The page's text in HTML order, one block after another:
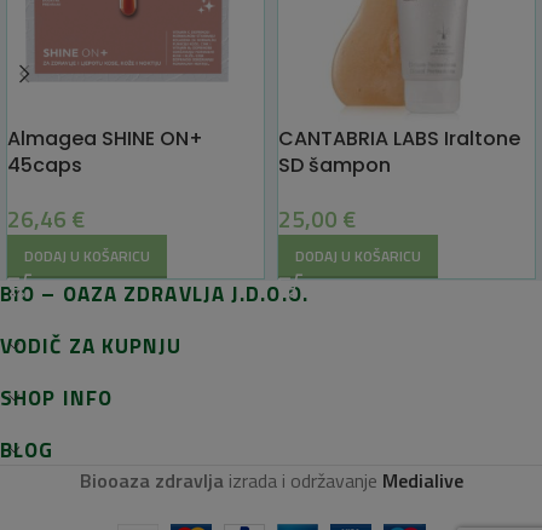
Almagea SHINE ON+
45caps
26,46 €
DODAJ U KOŠARICU
CANTABRIA LABS Iraltone
SD šampon
25,00 €
DODAJ U KOŠARICU
BIO – OAZA ZDRAVLJA J.D.O.O.
VODIČ ZA KUPNJU
SHOP INFO
BLOG
Biooaza zdravlja izrada i održavanje Medialive